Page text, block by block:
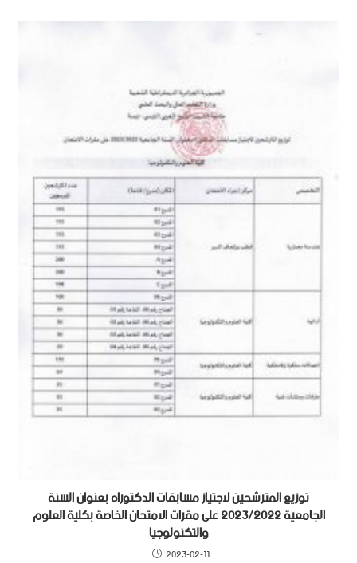
توزيع المترشحين لاجتياز مسابقات الدكتوراه بعنوان السنة
الجامعية 2023/2022 على مقرات الامتحان الخاصة بكلية العلوم
والتكنولوجيا
2023-02-11